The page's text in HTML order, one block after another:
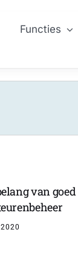
Functies
van goed